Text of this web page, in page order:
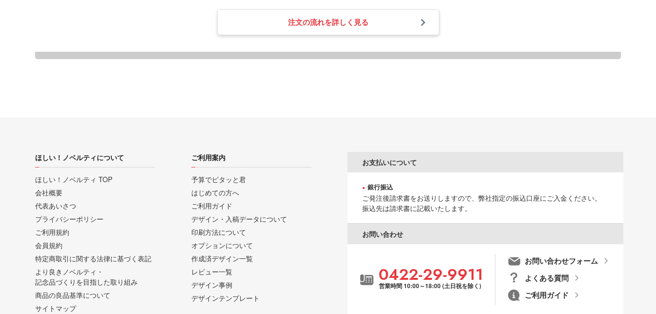
注文の流れを詳しく見る
ほしい！ノベルティについて
ほしい！ノベルティ TOP
会社概要
代表あいさつ
プライバシーポリシー
ご利用規約
会員規約
特定商取引に関する法律に基づく表記
より良きノベルティ・
記念品づくりを目指した取り組み
商品の良品基準について
サイトマップ
ご利用案内
予算でピタッと君
はじめての方へ
ご利用ガイド
デザイン・入稿データについて
印刷方法について
オプションについて
作成済デザイン一覧
レビュー一覧
デザイン事例
デザインテンプレート
お支払いについて
銀行振込
ご発注後請求書をお送りしますので、弊社指定の振込口座にご入金ください。
振込先は請求書に記載いたします。
お問い合わせ
0422-29-9911
営業時間 10:00～18:00 (土日祝を除く)
お問い合わせフォーム
よくある質問
ご利用ガイド